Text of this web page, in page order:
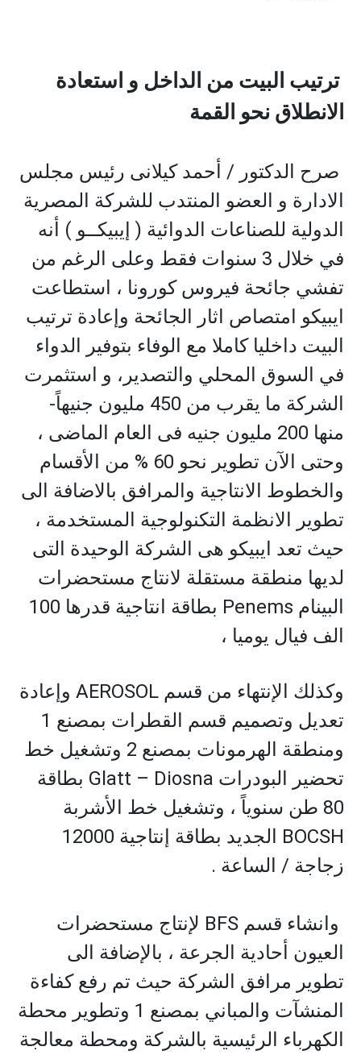
ترتيب البيت من الداخل و استعادة
الانطلاق نحو القمة
صرح الدكتور / أحمد كيلانى رئيس مجلس
الادارة و العضو المنتدب للشركة المصرية
الدولية للصناعات الدوائية ( إيبيكــو ) أنه
في خلال 3 سنوات فقط وعلى الرغم من
تفشي جائحة فيروس كورونا ، استطاعت
ايبيكو امتصاص اثار الجائحة وإعادة ترتيب
البيت داخليا كاملا مع الوفاء بتوفير الدواء
في السوق المحلي والتصدير، و استثمرت
الشركة ما يقرب من 450 مليون جنيهاً-
منها 200 مليون جنيه فى العام الماضى ،
وحتى الآن تطوير نحو 60 % من الأقسام
والخطوط الانتاجية والمرافق بالاضافة الى
تطوير الانظمة التكنولوجية المستخدمة ،
حيث تعد ايبيكو هى الشركة الوحيدة التى
لديها منطقة مستقلة لانتاج مستحضرات
البينام Penems بطاقة انتاجية قدرها 100
الف فيال يوميا ،
وكذلك الإنتهاء من قسم AEROSOL وإعادة
تعديل وتصميم قسم القطرات بمصنع 1
ومنطقة الهرمونات بمصنع 2 وتشغيل خط
تحضير البودرات Glatt – Diosna بطاقة
80 طن سنوياً ، وتشغيل خط الأشربة
BOCSH الجديد بطاقة إنتاجية 12000
زجاجة / الساعة .
وانشاء قسم BFS لإنتاج مستحضرات
العيون أحادية الجرعة ، بالإضافة الى
تطوير مرافق الشركة حيث تم رفع كفاءة
المنشآت والمباني بمصنع 1 وتطوير محطة
الكهرباء الرئيسية بالشركة ومحطة معالجة